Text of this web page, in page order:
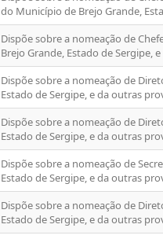
do Município de Brejo Grande,
Dispõe sobre a nomeação de
Brejo Grande, Estado de Sergipe,
Dispõe sobre a nomeação de
Estado de Sergipe, e da outras
Dispõe sobre a nomeação de
Estado de Sergipe, e da outras
Dispõe sobre a nomeação de
Estado de Sergipe, e da outras
Dispõe sobre a nomeação de
Estado de Sergipe, e da outras